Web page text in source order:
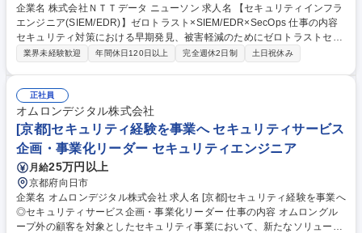
企業名 株式会社ＮＴＴデータ ニューソン 求人名 【セキュリティインフラ
エンジニア(SIEM/EDR)】ゼロトラスト×SIEM/EDR×SecOps 仕事の内容
セキュリティ対策における早期発見、被害軽減のためにゼロトラストセキ
ュリティ環境構築、SOC/CSIRT運用の業務を行っている組織にて、ご希
SOC／ITSM連携を含む運用設計、改善 ■EDR/XDRの要件定義、設計、構
築 【担当案件例】■SIEM製品の導入支援（設計・構築）案件 ■EDR/XDR
製品の導入支援（設計・構築）案件 など 【担当フェーズ】■企画、提案 ■
要件定義、基本設計、詳細設計 ■設計、構築、試験 ■運用設計、保守運
用、改善 募集職種 【セキュリティインフラエンジニア(SIEM/EDR)】ゼロ
トラスト×SIEM/EDR×SecOps
業界未経験歓迎 年間休日120日以上 完全週休2日制 土日祝休み
正社員
オムロンデジタル株式会社
[京都]セキュリティ経験を事業へ セキュリティサービス
企画・事業化リーダー セキュリティエンジニア
月給25万円以上
京都府向日市
企業名 オムロンデジタル株式会社 求人名 [京都]セキュリティ経験を事業へ
◎セキュリティサービス企画・事業化リーダー 仕事の内容 オムロングル
ープ外の顧客を対象としたセキュリティ事業において、新たなソリューシ